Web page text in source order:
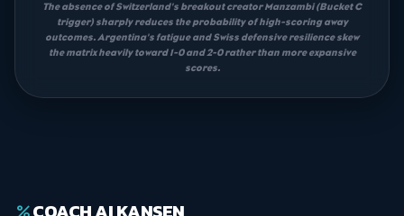
The absence of Switzerland's breakout creator Manzambi (Bucket C
trigger) sharply reduces the probability of high-scoring away
outcomes. Argentina's fatigue and Swiss defensive resilience skew
the matrix heavily toward 1-0 and 2-0 rather than more expansive
scores.
percent